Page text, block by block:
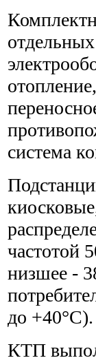
система
частотой
низшее -
до +40°С).
КТП